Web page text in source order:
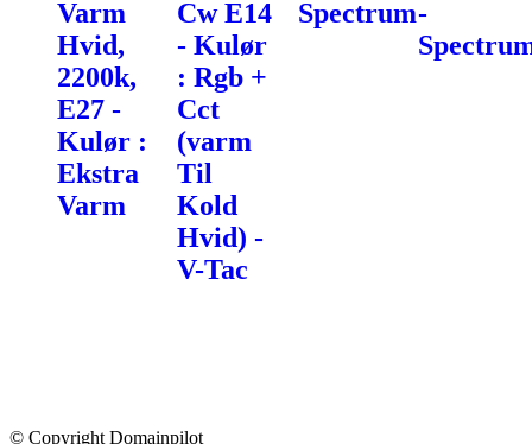
Varm
Hvid,
2200k,
E27 -
Kulør :
Ekstra
Varm
Cw E14
- Kulør
: Rgb +
Cct
(varm
Til
Kold
Hvid) -
V-Tac
Spectrum-
© Copyright Domainpilot